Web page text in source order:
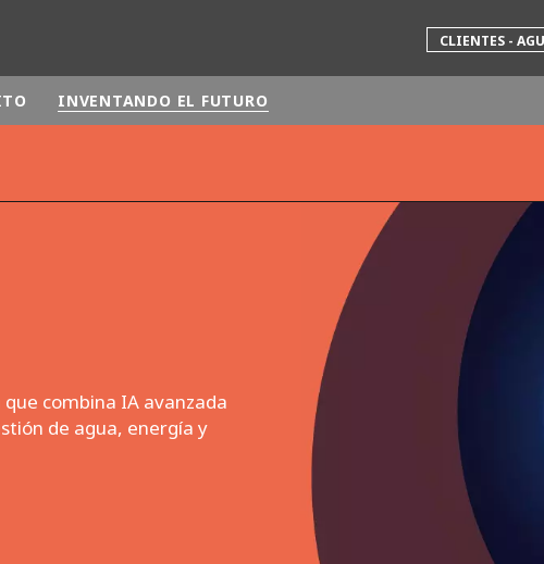
CLIENTES -
mundial
NORTEAMÉRICA
ÁFRICA Y ORIENTE MEDIO
INVENTANDO EL FUTURO
combina IA avanzada
de agua, energía y